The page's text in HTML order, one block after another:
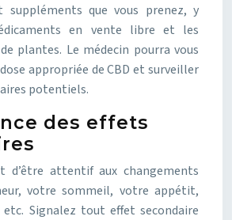
suppléments que vous prenez, y
en vente libre et les
plantes. Le médecin pourra vous
appropriée de CBD et surveiller
potentiels.
des effets
attentif aux changements
votre sommeil, votre appétit,
Signalez tout effet secondaire